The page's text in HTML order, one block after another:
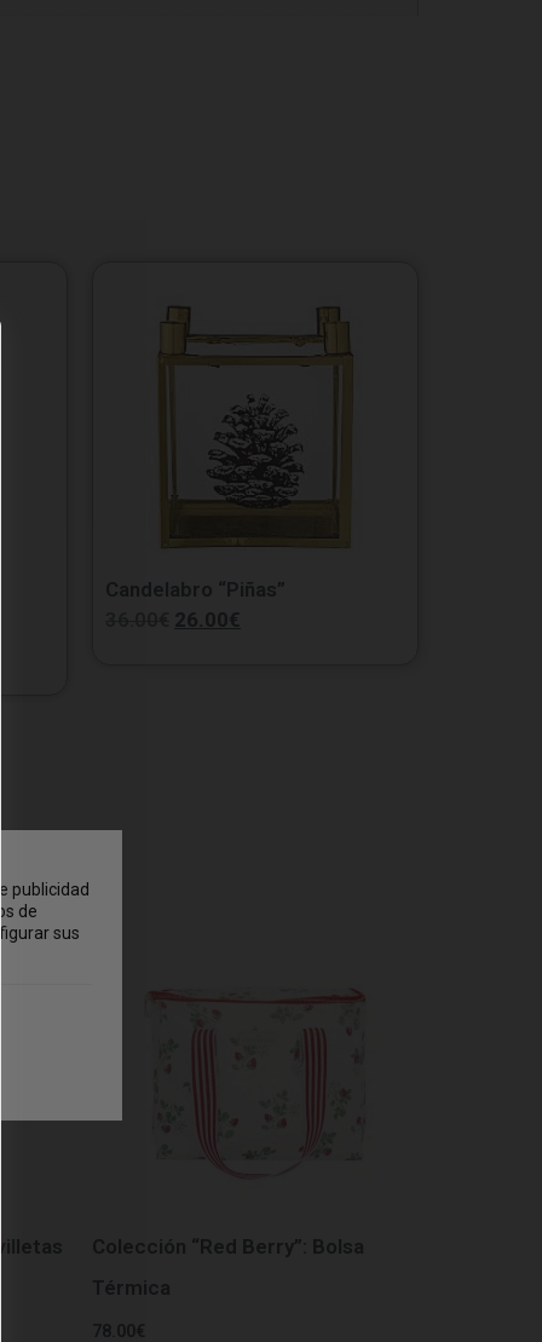
Candelabro “Piñas”
26.00€
Colección “Red Berry”: Bolsa
Térmica
78.00€
publicidad
de
sus